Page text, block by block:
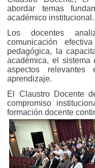
abordar temas
académico institucional.
Los docentes
comunicación
pedagógica, la
académica, el sistema
aspectos
aprendizaje.
El Claustro Docente
compromiso
formación docente